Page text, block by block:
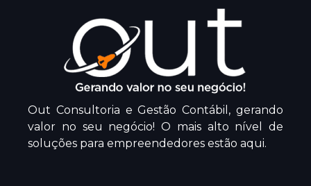
Out Consultoria e Gestão Contábil, gerando
valor no seu negócio! O mais alto nível de
soluções para empreendedores estão aqui.